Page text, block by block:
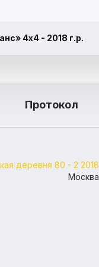
4х4 - 2018 г.р.
Протокол
деревня 80 - 2 2018
Москва